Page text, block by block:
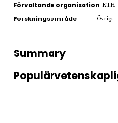
Förvaltande organisation KTH
Forskningsområde Övrigt
Summary